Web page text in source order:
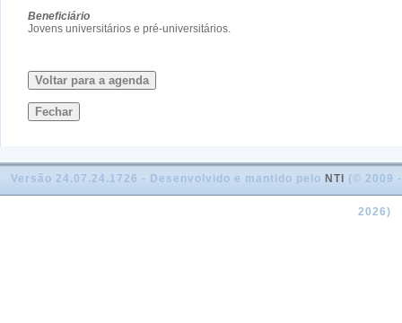
Beneficiário
Jovens universitários e pré-universitários.
Voltar para a agenda
Fechar
Versão 24.07.24.1726 - Desenvolvido e mantido pelo NTI (© 2009 -
2026)